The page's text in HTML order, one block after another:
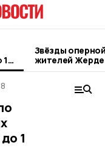
Звёзды
жителей
1